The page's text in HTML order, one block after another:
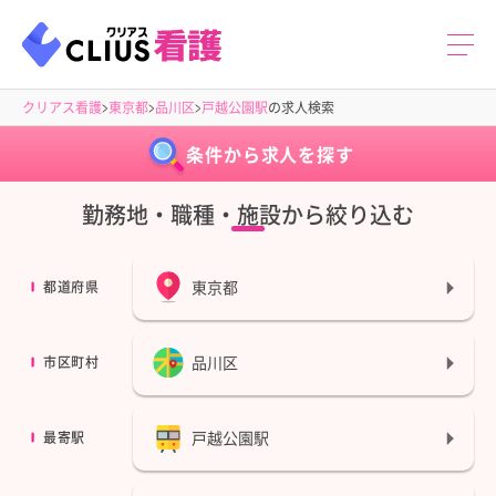
クリアス看護 東京都 品川区 戸越公園駅の求人検索
条件から求人を探す
勤務地・職種・施設から絞り込む
都道府県 東京都
市区町村 品川区
最寄駅 戸越公園駅